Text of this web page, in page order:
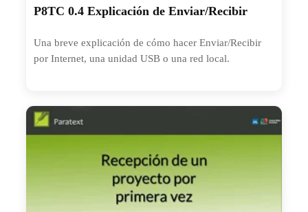
P8TC 0.4 Explicación de Enviar/Recibir
Una breve explicación de cómo hacer Enviar/Recibir
por Internet, una unidad USB o una red local.